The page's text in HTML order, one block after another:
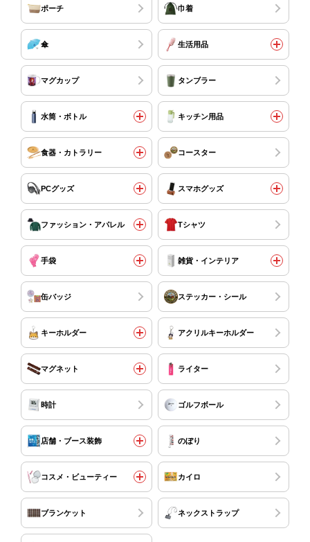
ポーチ 巾着
傘 生活用品
マグカップ タンブラー
水筒・ボトル キッチン用品
食器・カトラリー コースター
PCグッズ スマホグッズ
ファッション・アパレル Tシャツ
手袋 雑貨・インテリア
缶バッジ ステッカー・シール
キーホルダー アクリルキーホルダー
マグネット ライター
時計 ゴルフボール
店舗・ブース装飾 のぼり
コスメ・ビューティー カイロ
ブランケット ネックストラップ